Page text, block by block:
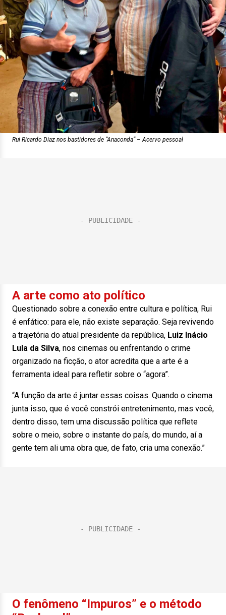
Rui Ricardo Diaz nos bastidores de “Anaconda” – Acervo pessoal
A arte como ato político
Questionado sobre a conexão entre cultura e política, Rui
é enfático: para ele, não existe separação. Seja revivendo
a trajetória do atual presidente da república, Luiz Inácio
Lula da Silva, nos cinemas ou enfrentando o crime
organizado na ficção, o ator acredita que a arte é a
ferramenta ideal para refletir sobre o “agora”.
“A função da arte é juntar essas coisas. Quando o cinema
junta isso, que é você constrói entretenimento, mas você,
dentro disso, tem uma discussão política que reflete
sobre o meio, sobre o instante do país, do mundo, aí a
gente tem ali uma obra que, de fato, cria uma conexão.”
O fenômeno “Impuros” e o método